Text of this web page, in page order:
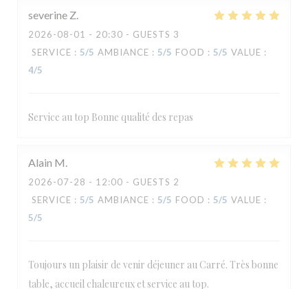
severine Z
2026-08-01 - 20:30 - GUESTS 3
SERVICE : 5/5 AMBIANCE : 5/5 FOOD : 5/5 VALUE :
4/5
Service au top Bonne qualité des repas
Alain M
2026-07-28 - 12:00 - GUESTS 2
SERVICE : 5/5 AMBIANCE : 5/5 FOOD : 5/5 VALUE :
5/5
Toujours un plaisir de venir déjeuner au Carré. Très bonne
table, accueil chaleureux et service au top.